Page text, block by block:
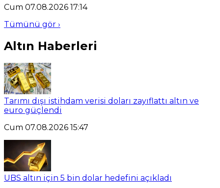
Cum 07.08.2026 17:14
Tümünü gör ›
Altın Haberleri
Tarımı dışı istihdam verisi doları zayıflattı altın ve
euro güçlendi
Cum 07.08.2026 15:47
UBS altın için 5 bin dolar hedefini açıkladı